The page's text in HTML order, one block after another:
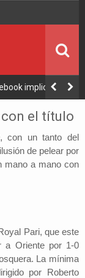
implica a
con el título
con un tanto del
de pelear por
mano a mano con
Pari, que este
a Oriente por 1-0
La mínima
por Roberto